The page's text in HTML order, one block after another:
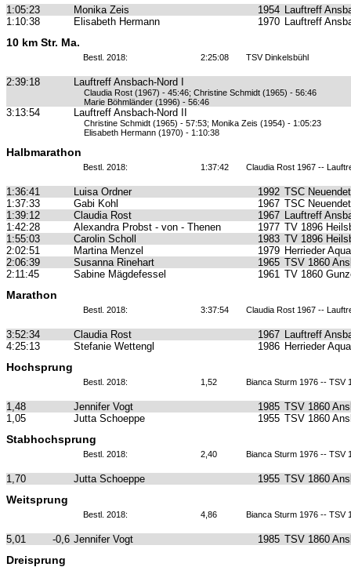
1:05:23 Monika Zeis 1954 Lauftreff
1:10:38
Elisabeth Hermann 1970 Lauftreff
10 km Str. Ma.
Bestl. 2018: 2:25:08 TSV Dinkelsbühl
2:39:18 Lauftreff Ansbach-Nord I
Claudia Rost (1967) - 45:46; Christine Schmidt (1965) - 56:46
Marie Böhmländer (1996) - 56:46
3:13:54 Lauftreff Ansbach-Nord II
Christine Schmidt (1965) - 57:53; Monika Zeis (1954) - 1:05:23
Elisabeth Hermann (1970) - 1:10:38
Halbmarathon
Bestl. 2018: 1:37:42 Claudia Rost 1967 --
1:36:41 Luisa Ordner 1992 TSC
1:37:33
Gabi Kohl 1967 TSC
1:39:12
Claudia Rost 1967 Lauftreff
1:42:28
Alexandra Probst - von - Thenen 1977 TV 1896
1:55:03
Carolin Scholl 1983 TV 1896
2:02:51
Martina Menzel 1979 Herrieder
2:06:39
Susanna Rinehart 1965 TSV 1860
2:11:45
Sabine Mägdefessel 1961 TV 1860
Marathon
Bestl. 2018: 3:37:54 Claudia Rost 1967 --
3:52:34 Claudia Rost 1967 Lauftreff
4:25:13
Stefanie Wettengl 1986 Herrieder
Hochsprung
Bestl. 2018: 1,52 Bianca Sturm 1976 -- TSV
1,48 Jennifer Vogt 1985 TSV 1860
1,05
Jutta Schoeppe 1955 TSV 1860
Stabhochsprung
Bestl. 2018: 2,40 Bianca Sturm 1976 -- TSV
1,70 Jutta Schoeppe 1955 TSV 1860
Weitsprung
Bestl. 2018: 4,86 Bianca Sturm 1976 -- TSV
5,01 -0,6 Jennifer Vogt 1985 TSV 1860
Dreisprung